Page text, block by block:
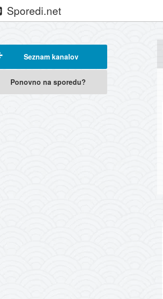
Sporedi.net
Seznam kanalov
Ponovno na sporedu?